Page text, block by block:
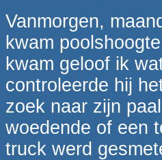
Vanmorgen,
kwam
kwam geloof ik
controleerde hij
zoek naar zijn
woedende of een
truck werd